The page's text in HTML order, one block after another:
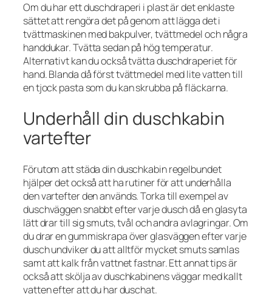
Om du har ett duschdraperi i plast är det enklaste
sättet att rengöra det på genom att lägga det i
tvättmaskinen med bakpulver, tvättmedel och några
handdukar. Tvätta sedan på hög temperatur.
Alternativt kan du också tvätta duschdraperiet för
hand. Blanda då först tvättmedel med lite vatten till
en tjock pasta som du kan skrubba på fläckarna.
Underhåll din duschkabin
vartefter
Förutom att städa din duschkabin regelbundet
hjälper det också att ha rutiner för att underhålla
den vartefter den används. Torka till exempel av
duschväggen snabbt efter varje dusch då en glasyta
lätt drar till sig smuts, tvål och andra avlagringar. Om
du drar en gummiskrapa över glasväggen efter varje
dusch undviker du att alltför mycket smuts samlas
samt att kalk från vattnet fastnar. Ett annat tips är
också att skölja av duschkabinens väggar med kallt
vatten efter att du har duschat.